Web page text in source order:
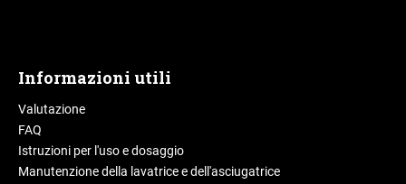
Informazioni utili
Valutazione
FAQ
Istruzioni per l'uso e dosaggio
Manutenzione della lavatrice e dell'asciugatrice